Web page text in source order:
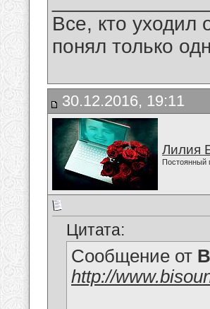
Все, кто уходил
понял только
30.12.2016, 19:11
Лилия
Постоянный
Цитата:
Сообщение от
http://